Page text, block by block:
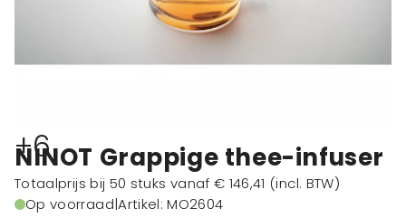
+6
NINOT Grappige thee-infuser
Totaalprijs bij 50 stuks vanaf € 146,41 (incl. BTW)
Op voorraad|Artikel: MO2604